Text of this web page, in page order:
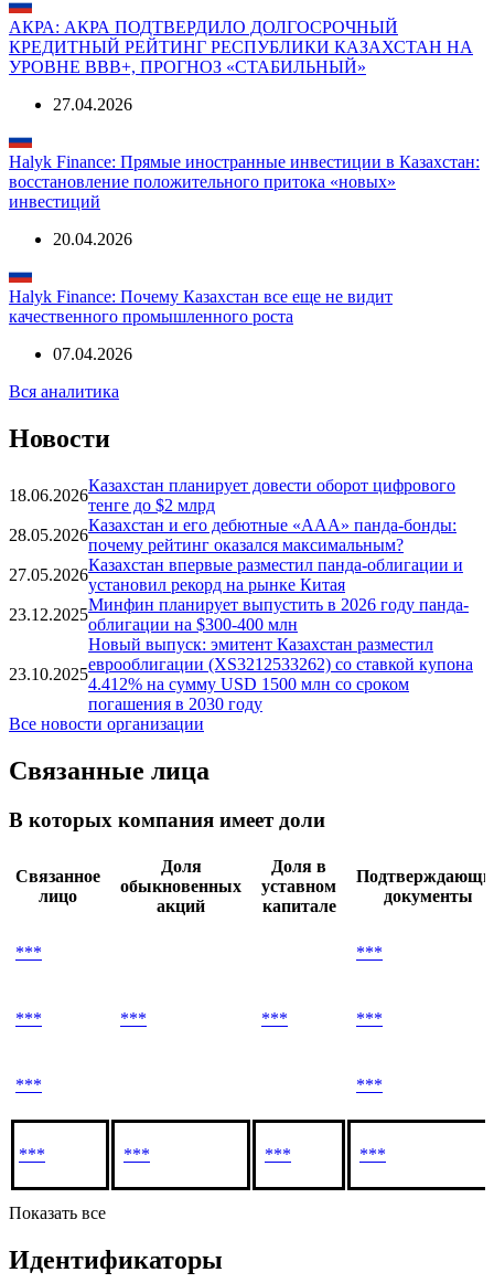
АКРА: АКРА ПОДТВЕРДИЛО ДОЛГОСРОЧНЫЙ
КРЕДИТНЫЙ РЕЙТИНГ РЕСПУБЛИКИ КАЗАХСТАН НА
УРОВНЕ ВВВ+, ПРОГНОЗ «СТАБИЛЬНЫЙ»
27.04.2026
Halyk Finance: Прямые иностранные инвестиции в Казахстан:
восстановление положительного притока «новых»
инвестиций
20.04.2026
Halyk Finance: Почему Казахстан все еще не видит
качественного промышленного роста
07.04.2026
Вся аналитика
Новости
18.06.2026
Казахстан планирует довести оборот цифрового
тенге до $2 млрд
28.05.2026
Казахстан и его дебютные «ААА» панда-бонды:
почему рейтинг оказался максимальным?
27.05.2026
Казахстан впервые разместил панда-облигации и
установил рекорд на рынке Китая
23.12.2025
Минфин планирует выпустить в 2026 году панда-
облигации на $300-400 млн
23.10.2025
Новый выпуск: эмитент Казахстан разместил
еврооблигации (XS3212533262) со ставкой купона
4.412% на сумму USD 1500 млн со сроком
погашения в 2030 году
Все новости организации
Связанные лица
В которых компания имеет доли
Связанное
лицо
Доля
обыкновенных
акций
Доля в
уставном
капитале
документы
*** ***
*** *** *** ***
*** ***
*** *** *** ***
Показать все
Идентификаторы